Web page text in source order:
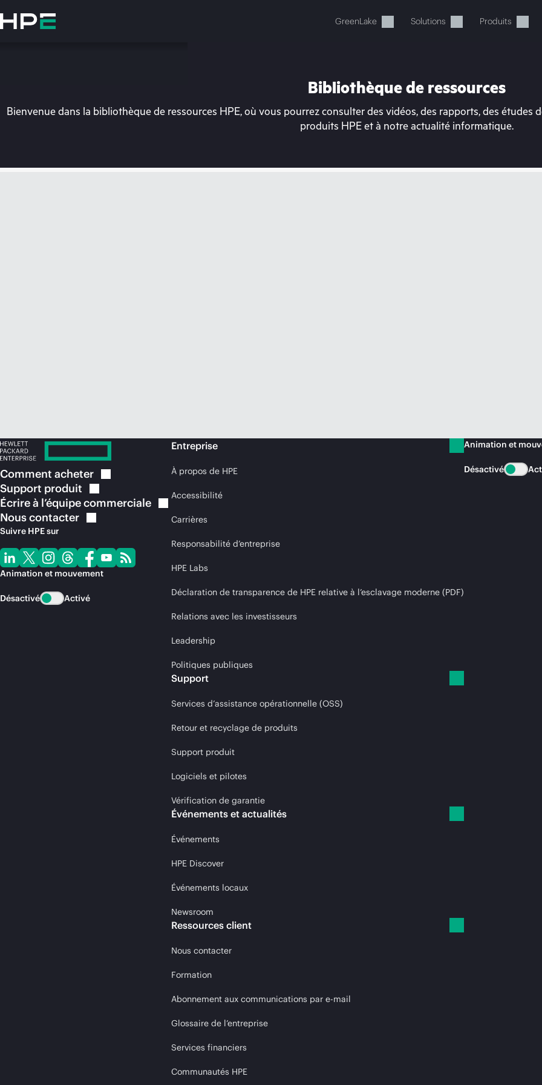
au
contenu
GreenLake Solutions Produits
Votre panier est actuellement
Bibliothèque de ressources
Bienvenue dans la bibliothèque de ressources HPE, où vous pourrez consulter des vidéos, des rapports, des études
produits HPE et à notre actualité informatique.
Comment acheter
Support produit
Écrire à l’équipecommerciale
Nouscontacter
Suivre HPE sur
Animation et mouvement
Désactivé Activé
Entreprise
À propos de HPE
Accessibilité
Carrières
Responsabilité d’entreprise
HPE Labs
Déclaration de transparence de HPE relative à l’esclavage moderne (PDF)
Relations avec les investisseurs
Leadership
Politiques publiques
Support
Services d’assistance opérationnelle (OSS)
Retour et recyclage de produits
Support produit
Logiciels et pilotes
Vérification de garantie
Événements et actualités
Événements
HPE Discover
Événements locaux
Newsroom
Ressources client
Nous contacter
Formation
Abonnement aux communications par e-mail
Glossaire de l’entreprise
Services financiers
Communautés HPE
Animation et
Désactivé